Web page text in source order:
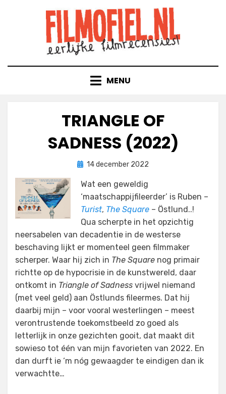
MENU
TRIANGLE OF
SADNESS (2022)
doorFilmofiel.nl
Geplaatst
14 december 2022
Wat een geweldig
‘maatschappijfileerder’ is Ruben –
Turist, The Square – Östlund..!
Qua scherpte in het opzichtig
neersabelen van decadentie in de westerse
beschaving lijkt er momenteel geen filmmaker
scherper. Waar hij zich in The Square nog primair
richtte op de hypocrisie in de kunstwereld, daar
ontkomt in Triangle of Sadness vrijwel niemand
(met veel geld) aan Östlunds fileermes. Dat hij
daarbij mijn – voor vooral westerlingen – meest
verontrustende toekomstbeeld zo goed als
letterlijk in onze gezichten gooit, dat maakt dit
sowieso tot één van mijn favorieten van 2022. En
dan durft ie ‘m nóg gewaagder te eindigen dan ik
verwachtte…